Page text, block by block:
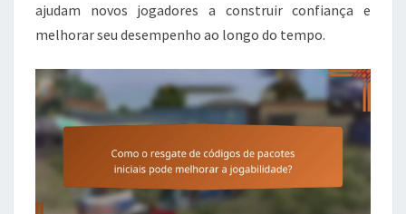
ajudam novos jogadores a construir confiança e
melhorar seu desempenho ao longo do tempo.